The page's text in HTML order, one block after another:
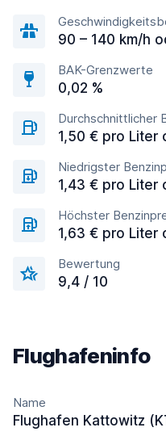
90 – 140 km/h
BAK-Grenzwerte
0,02 %
Durchschnittlicher
1,50 € pro Liter
Niedrigster
1,43 € pro Liter
Höchster
1,63 € pro Liter
Bewertung
9,4 / 10
Flughafeninfo
Name
Flughafen Kattowitz